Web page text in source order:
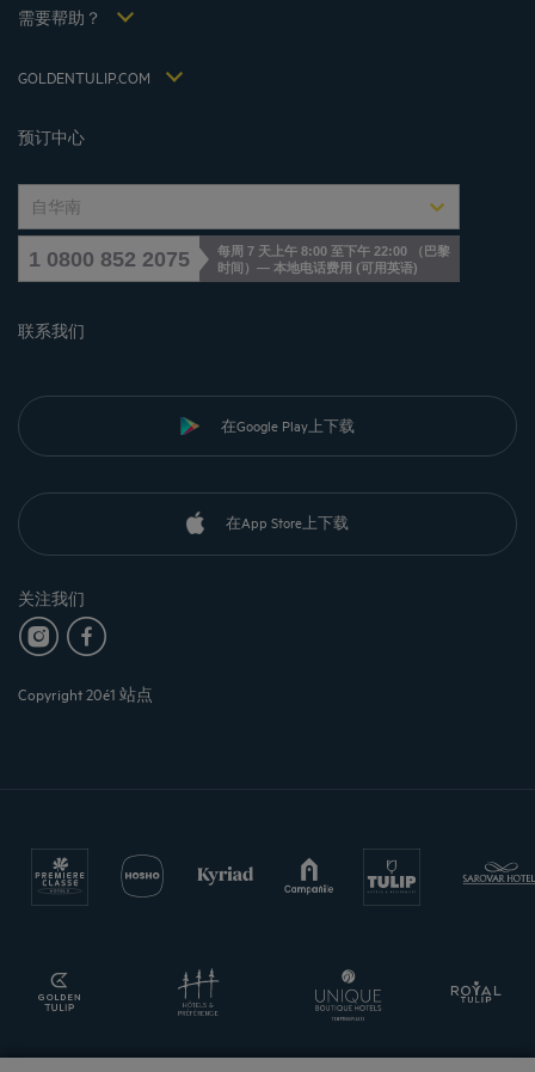
需要帮助？
常见问答
GOLDENTULIP.COM
税收政策 2021
Jin Jiang International
预订中心
自华南
1 0800 852 2075
每周 7 天上午 8:00 至下午 22:00 （巴黎
时间）— 本地电话费用 (可用英语)
联系我们
在Google Play上下载
在App Store上下载
关注我们
Copyright 20é1 站点